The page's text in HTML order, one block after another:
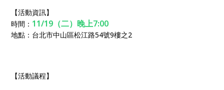
【活動資訊】
時間： 11/19（二）晚上7:00
地點：台北市中山區松江路54號9樓之2
【活動議程】